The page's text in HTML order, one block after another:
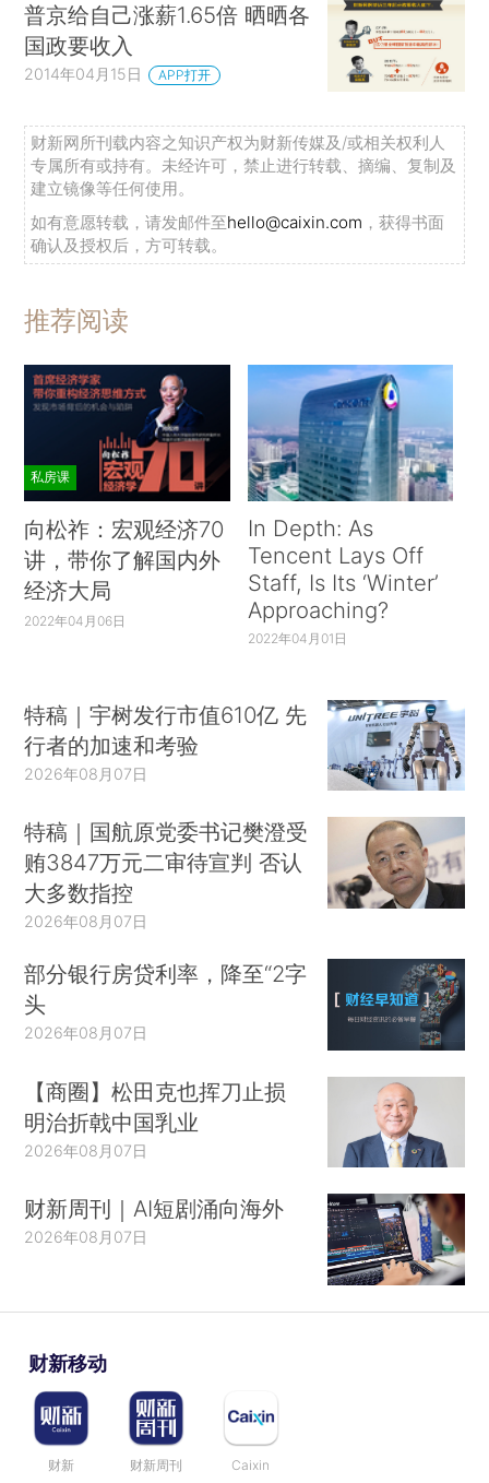
普京给自己涨薪1.65倍 晒晒各
国政要收入
2014年04月15日 APP打开
财新网所刊载内容之知识产权为财新传媒及/或相关权利人
专属所有或持有。未经许可，禁止进行转载、摘编、复制及
建立镜像等任何使用。
如有意愿转载，请发邮件至hello@caixin.com ，获得书面
确认及授权后，方可转载。
推荐阅读
私房课
向松祚：宏观经济70
讲，带你了解国内外
经济大局
2022年04月06日
In Depth: As
Tencent Lays Off
Staff, Is Its ‘Winter’
Approaching?
2022年04月01日
特稿｜宇树发行市值610亿 先
行者的加速和考验
2026年08月07日
特稿｜国航原党委书记樊澄受
贿3847万元二审待宣判 否认
大多数指控
2026年08月07日
部分银行房贷利率，降至“2字
头
2026年08月07日
【商圈】松田克也挥刀止损
明治折戟中国乳业
2026年08月07日
财新周刊｜AI短剧涌向海外
2026年08月07日
财新移动
财新 财新周刊 Caixin